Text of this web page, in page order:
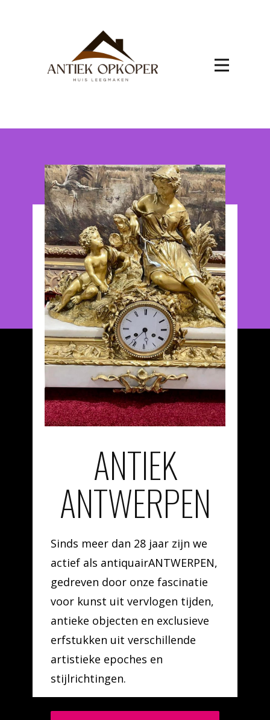
ANTIEK
ANTWERPEN
Sinds meer dan 28 jaar zijn we
actief als antiquairANTWERPEN,
gedreven door onze fascinatie
voor kunst uit vervlogen tijden,
antieke objecten en exclusieve
erfstukken uit verschillende
artistieke epoches en
stijlrichtingen.